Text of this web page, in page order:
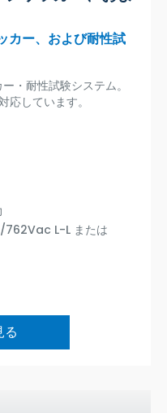
カー、および耐性試
・耐性試験システム。
しています。
L-L または
る